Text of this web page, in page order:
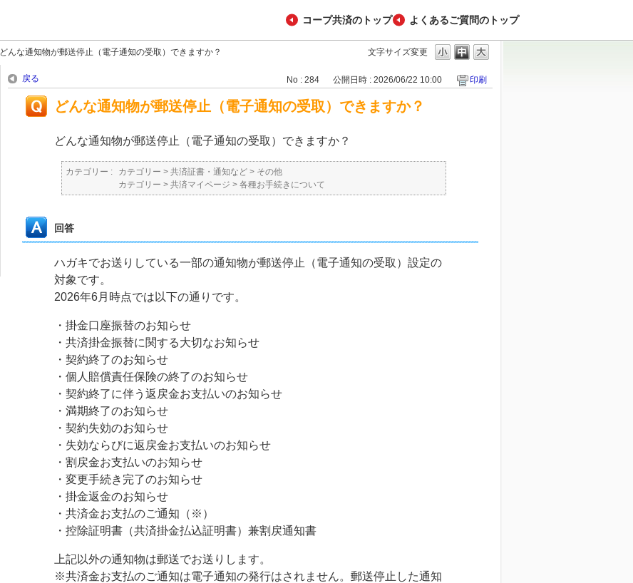
コープ共済のトップ よくあるご質問のトップ
文字サイズ変更
どんな通知物が郵送停止（電子通知の受取）できますか？
戻る No : 284 公開日時 : 2026/06/22 10:00 印刷
どんな通知物が郵送停止（電子通知の受取）できますか？
どんな通知物が郵送停止（電子通知の受取）できますか？
カテゴリー : カテゴリー > 共済証書・通知など > その他
カテゴリー > 共済マイページ > 各種お手続きについて
回答
ハガキでお送りしている一部の通知物が郵送停止（電子通知の受取）設定の
対象です。
2026年6月時点では以下の通りです。
・掛金口座振替のお知らせ
・共済掛金振替に関する大切なお知らせ
・契約終了のお知らせ
・個人賠償責任保険の終了のお知らせ
・契約終了に伴う返戻金お支払いのお知らせ
・満期終了のお知らせ
・契約失効のお知らせ
・失効ならびに返戻金お支払いのお知らせ
・割戻金お支払いのお知らせ
・変更手続き完了のお知らせ
・掛金返金のお知らせ
・共済金お支払のご通知（※）
・控除証明書（共済掛金払込証明書）兼割戻通知書
上記以外の通知物は郵送でお送りします。
※共済金お支払のご通知は電子通知の発行はされません。郵送停止した通知